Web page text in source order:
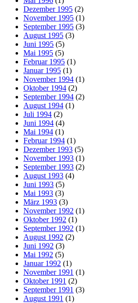
Dezember 1995 (2)
November 1995 (1)
September 1995 (3)
August 1995 (3)
Juni 1995 (5)
Mai 1995 (5)
Februar 1995 (1)
Januar 1995 (1)
November 1994 (1)
Oktober 1994 (2)
September 1994 (2)
August 1994 (1)
Juli 1994 (2)
Juni 1994 (4)
Mai 1994 (1)
Februar 1994 (1)
Dezember 1993 (5)
November 1993 (1)
September 1993 (2)
August 1993 (4)
Juni 1993 (5)
Mai 1993 (3)
März 1993 (3)
November 1992 (1)
Oktober 1992 (1)
September 1992 (1)
August 1992 (2)
Juni 1992 (3)
Mai 1992 (5)
Januar 1992 (1)
November 1991 (1)
Oktober 1991 (2)
September 1991 (3)
August 1991 (1)